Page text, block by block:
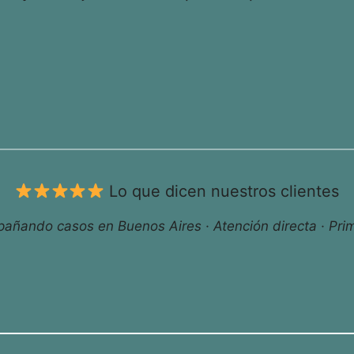
Lo que dicen nuestros clientes
casos en Buenos Aires · Atención directa ·